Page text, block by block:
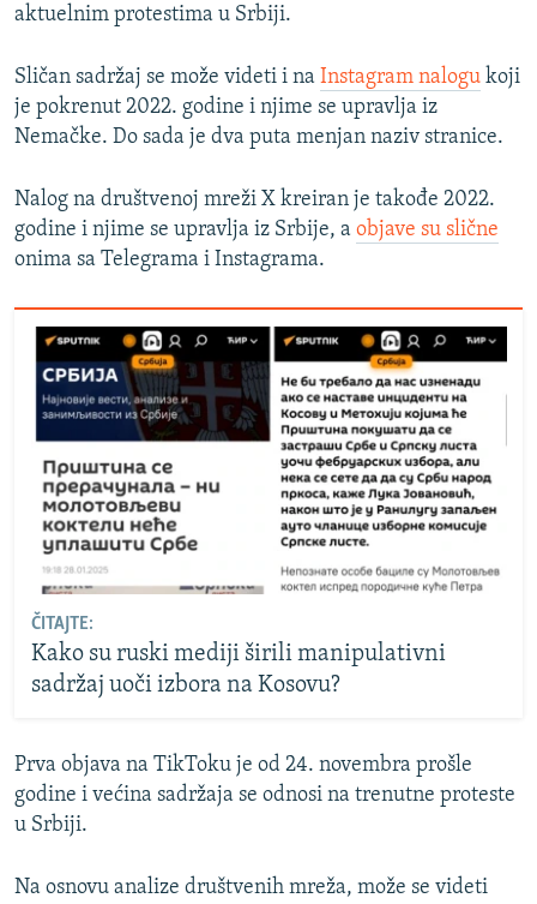
aktuelnim protestima u Srbiji.
Sličan sadržaj se može videti i na Instagram nalogu koji
je pokrenut 2022. godine i njime se upravlja iz
Nemačke. Do sada je dva puta menjan naziv stranice.
Nalog na društvenoj mreži X kreiran je takođe 2022.
godine i njime se upravlja iz Srbije, a objave su slične
onima sa Telegrama i Instagrama.
ČITAJTE:
Kako su ruski mediji širili manipulativni
sadržaj uoči izbora na Kosovu?
Prva objava na TikToku je od 24. novembra prošle
godine i većina sadržaja se odnosi na trenutne proteste
u Srbiji.
Na osnovu analize društvenih mreža, može se videti